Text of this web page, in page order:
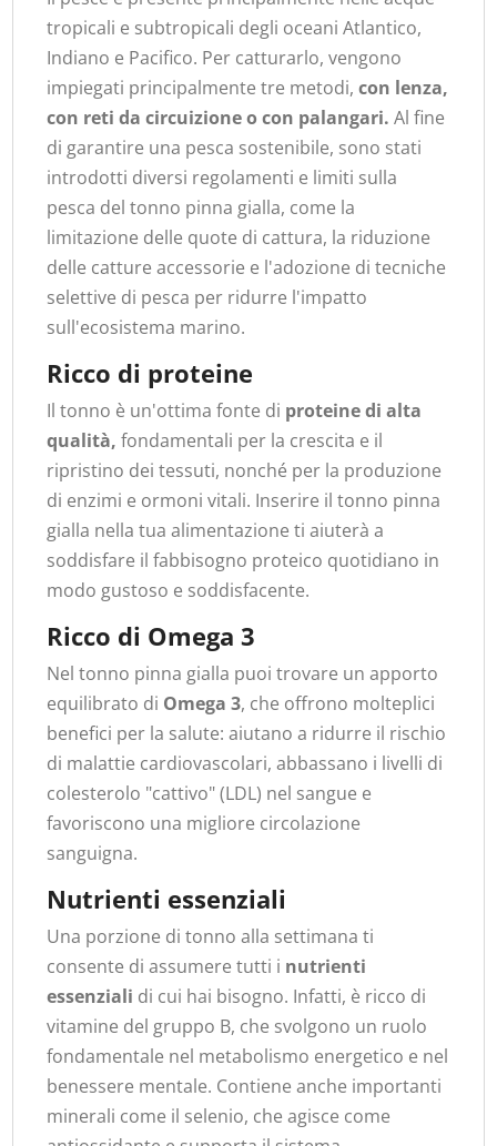
tropicali e subtropicali degli oceani Atlantico,
Indiano e Pacifico. Per catturarlo, vengono
impiegati principalmente tre metodi,con lenza,
con reti da circuizione o con palangari. Al fine
di garantire una pesca sostenibile, sono stati
introdotti diversi regolamenti e limiti sulla
pesca del tonno pinna gialla, come la
limitazione delle quote di cattura, la riduzione
delle catture accessorie e l'adozione di tecniche
selettive di pesca per ridurre l'impatto
sull'ecosistema marino.
Ricco di proteine
Il tonno è un'ottima fonte di proteine di alta
qualità,fondamentali per la crescita e il
ripristino dei tessuti, nonché per la produzione
di enzimi e ormoni vitali. Inserire il tonno pinna
gialla nella tua alimentazione ti aiuterà a
soddisfare il fabbisogno proteico quotidiano in
modo gustoso e soddisfacente.
Ricco di Omega 3
Nel tonno pinna gialla puoi trovare un apporto
equilibrato di Omega 3, che offrono molteplici
benefici per la salute: aiutano a ridurre il rischio
di malattie cardiovascolari, abbassano i livelli di
colesterolo "cattivo" (LDL) nel sangue e
favoriscono una migliore circolazione
sanguigna.
Nutrienti essenziali
Una porzione di tonno alla settimana ti
consente di assumere tutti i nutrienti
essenziali di cui hai bisogno. Infatti, è ricco di
vitamine del gruppo B, che svolgono un ruolo
fondamentale nel metabolismo energetico e nel
benessere mentale. Contiene anche importanti
minerali come il selenio, che agisce come